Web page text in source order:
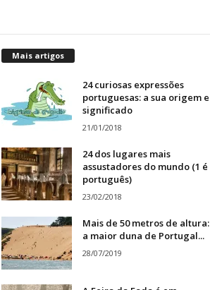
Mais artigos
24 curiosas expressões
portuguesas: a sua origem e
significado
21/01/2018
24 dos lugares mais
assustadores do mundo (1 é
português)
23/02/2018
Mais de 50 metros de altura:
a maior duna de Portugal...
28/07/2019